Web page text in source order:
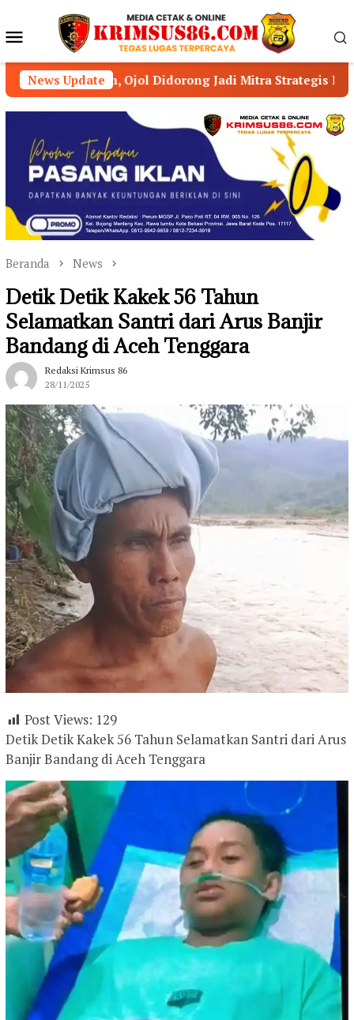
konten Menu
Mobile
News Update
Jadi Mitra Strategis Kamtibmas Kapolres
Beranda News
Detik Detik Kakek 56 Tahun
Selamatkan Santri dari Arus Banjir
Bandang di Aceh Tenggara
Redaksi Krimsus 86
28/11/2025
Post Views: 129
Detik Detik Kakek 56 Tahun Selamatkan Santri dari Arus
Banjir Bandang di Aceh Tenggara